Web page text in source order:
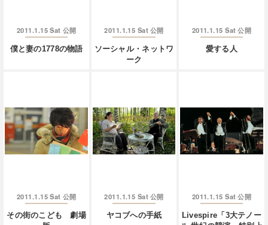
2011.1.15 Sat 公開
僕と妻の1778の物語
2011.1.15 Sat 公開
ソーシャル・ネットワ
ーク
2011.1.15 Sat 公開
愛する人
2011.1.15 Sat 公開
その街のこども 劇場
2011.1.15 Sat 公開
ヤコブへの手紙
2011.1.15 Sat 公開
Livespire「3大テノー